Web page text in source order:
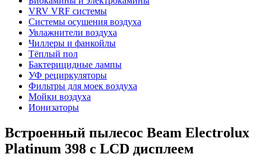
VRV VRF системы
Системы осушения воздуха
Увлажнители воздуха
Чиллеры и фанкойлы
Тёплый пол
Бактерицидные лампы
УФ рециркуляторы
Фильтры для моек воздуха
Мойки воздуха
Ионизаторы
Встроенный пылесос Beam Electrolux
Platinum 398 с LCD дисплеем